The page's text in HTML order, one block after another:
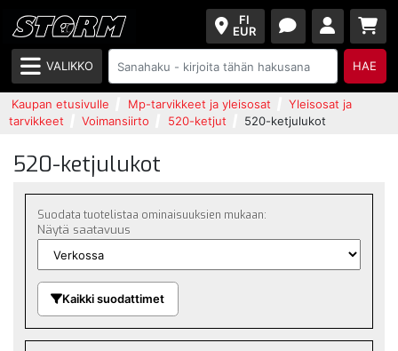
FI
EUR
VALIKKO HAE
Kaupan etusivulle Mp-tarvikkeet ja yleisosat
Yleisosat ja
tarvikkeet
Voimansiirto 520-ketjut 520-ketjulukot
520-ketjulukot
Suodata tuotelistaa ominaisuuksien mukaan:
Näytä saatavuus
Kaikki suodattimet